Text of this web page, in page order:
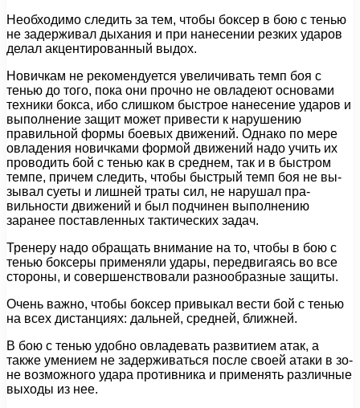
Необходимо следить за тем, чтобы боксер в бою с тенью
не задерживал дыхания и при нанесении резких ударов
делал акцентированный выдох.
Новичкам не рекомендуется увеличивать темп боя с
тенью до того, пока они прочно не овладеют основами
техники бокса, ибо слишком быстрое нанесение ударов и
выполнение защит может привести к нарушению
правильной формы боевых движений. Однако по мере
овладения новичками формой движений надо учить их
проводить бой с тенью как в среднем, так и в быстром
темпе, причем следить, чтобы быстрый темп боя не вы­
зывал суеты и лишней траты сил, не нарушал пра­
вильности движений и был подчинен выполнению
заранее поставленных тактических задач.
Тренеру надо обращать внимание на то, чтобы в бою с
тенью боксеры применяли удары, передвигаясь во все
сто­роны, и совершенствовали разнообразные защиты.
Очень важно, чтобы боксер привыкал вести бой с тенью
на всех дистанциях: дальней, средней, ближней.
В бою с тенью удобно овладевать развитием атак, а
также умением не задерживаться после своей атаки в зо­
не возможного удара противника и применять различные
выходы из нее.